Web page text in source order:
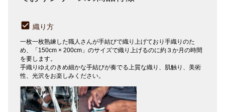
織り方
一枚一枚熟練した職人さんが手結びで織り上げており手織りのた
め、「150cm × 200cm」のサイズで織り上げるのに約３か月の時間
を要します。
手織りゆえのきめ細かな手結びが奏でる上質な織り、肌触り、美術
性、光沢をお楽しみください。